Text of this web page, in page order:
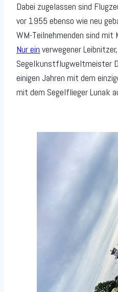
Dabei zugelassen sind
vor 1955 ebenso wie neu
WM-Teilnehmenden sind
Nur ein verwegener
Segelkunstflugweltmeister
einigen Jahren mit dem
mit dem Segelflieger Lunak